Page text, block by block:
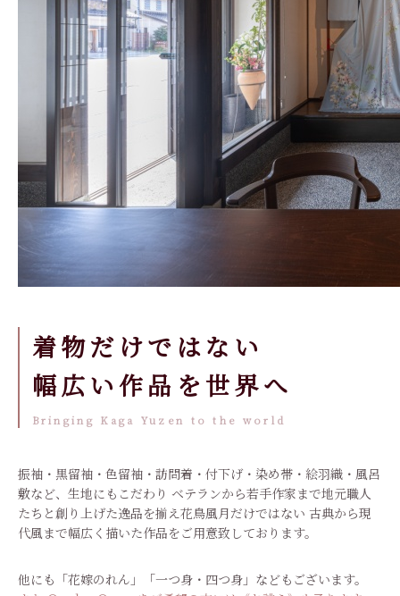
着物だけではない
幅広い作品を世界へ
Bringing Kaga Yuzen to the world
振袖・黒留袖・色留袖・訪問着・付下げ・染め帯・絵羽織・風呂
敷など、生地にもこだわり ベテランから若手作家まで地元職人
たちと創り上げた逸品を揃え花鳥風月だけではない 古典から現
代風まで幅広く描いた作品をご用意致しております。
他にも「花嫁のれん」「一つ身・四つ身」などもございます。